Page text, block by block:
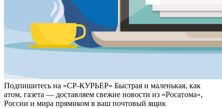
Подпишитесь на «СР-КУРЬЕР» Быстрая и маленькая, как
атом, газета — доставляем свежие новости из «Росатома»,
России и мира прямиком в ваш почтовый ящик